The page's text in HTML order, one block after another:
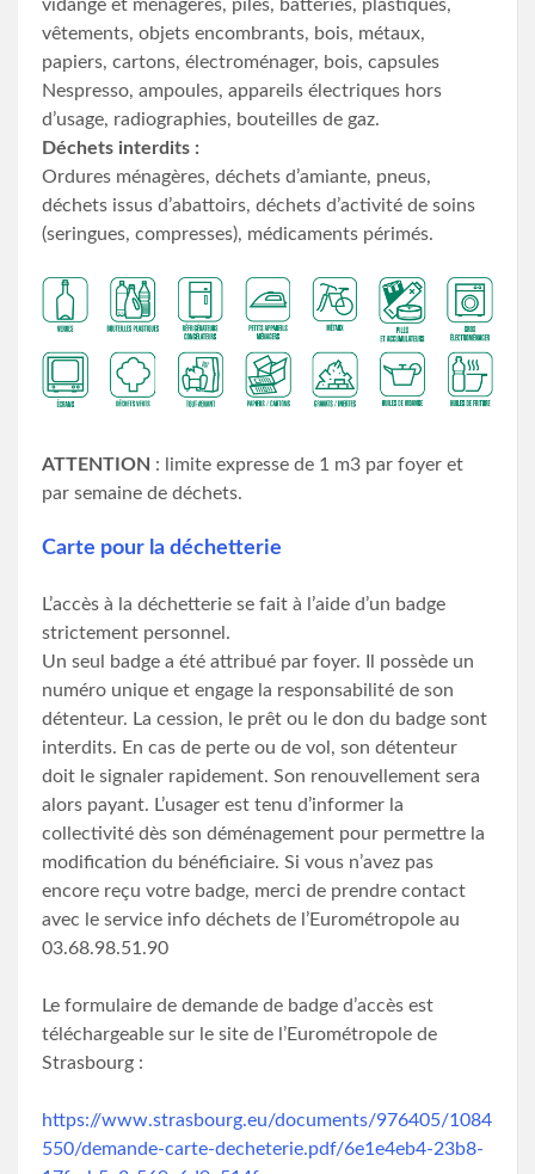
vidange et ménagères, piles, batteries, plastiques,
vêtements, objets encombrants, bois, métaux,
papiers, cartons, électroménager, bois, capsules
Nespresso, ampoules, appareils électriques hors
d’usage, radiographies, bouteilles de gaz.
Déchets interdits :
Ordures ménagères, déchets d’amiante, pneus,
déchets issus d’abattoirs, déchets d’activité de soins
(seringues, compresses), médicaments périmés.
ATTENTION : limite expresse de 1 m3 par foyer et
par semaine de déchets.
Carte pour la déchetterie
L’accès à la déchetterie se fait à l’aide d’un badge
strictement personnel.
Un seul badge a été attribué par foyer. Il possède un
numéro unique et engage la responsabilité de son
détenteur. La cession, le prêt ou le don du badge sont
interdits. En cas de perte ou de vol, son détenteur
doit le signaler rapidement. Son renouvellement sera
alors payant. L’usager est tenu d’informer la
collectivité dès son déménagement pour permettre la
modification du bénéficiaire. Si vous n’avez pas
encore reçu votre badge, merci de prendre contact
avec le service info déchets de l’Eurométropole au
03.68.98.51.90
Le formulaire de demande de badge d’accès est
téléchargeable sur le site de l’Eurométropole de
Strasbourg :
https://www.strasbourg.eu/documents/976405/1084
550/demande-carte-decheterie.pdf/6e1e4eb4-23b8-